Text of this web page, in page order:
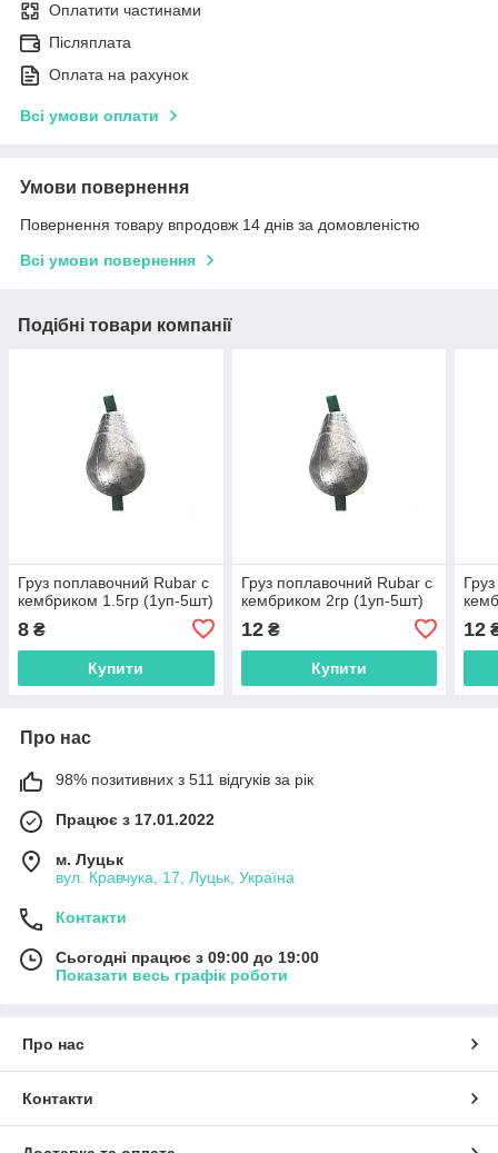
Оплатити частинами
Післяплата
Оплата на рахунок
Всі умови оплати
Умови повернення
Повернення товару впродовж 14 днів за домовленістю
Всі умови повернення
Подібні товари компанії
Груз поплавочний Rubar с
кембриком 1.5гр (1уп-5шт)
8 ₴
Купити
Груз поплавочний Rubar с
кембриком 2гр (1уп-5шт)
12₴
Купити
12
Про нас
98% позитивних з 511 відгуків за рік
Працює з 17.01.2022
м. Луцьк
вул. Кравчука, 17, Луцьк, Україна
Контакти
Сьогодні працює з 09:00 до 19:00
Показати весь графік роботи
Про нас
Контакти